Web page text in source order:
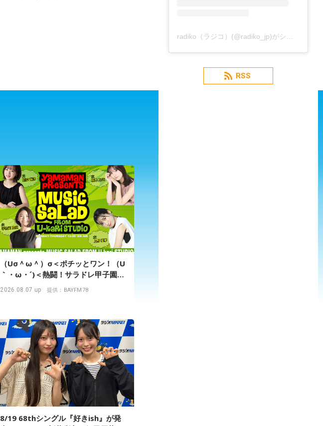
（Uσ＾ω＾）σ＜ポチッとワン！（U
｀・ω・´)＜熱闘！サラドレ甲子園だ
ワン！ 『YAMAMAN presents
MUSIC SALAD FROM U-kari
2026.08.07 up 提供：BAYFM78
8/19 68thシングル『好きish』が発
radiko（ラジコ）(@radiko_jp)がシェアした投稿
RSS